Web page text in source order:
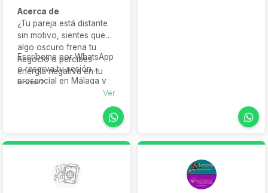
Acerca de
¿Tu pareja está distante
sin motivo, sientes que
algo oscuro frena tu
negocio o percibes
energía negativa en tu
hogar?
Escríbeme por WhatsApp
o reserva tu sesión
presencial en Málaga y
comencemos a liberarte,
Ver